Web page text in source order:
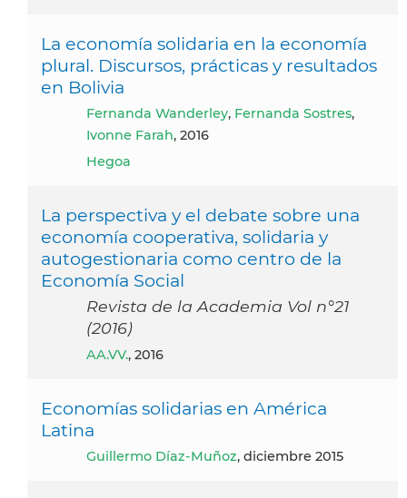
La economía solidaria en la economía
plural. Discursos, prácticas y resultados
en Bolivia
Fernanda Wanderley, Fernanda Sostres,
Ivonne Farah, 2016
Hegoa
La perspectiva y el debate sobre una
economía cooperativa, solidaria y
autogestionaria como centro de la
Economía Social
Revista de la Academia Vol n°21
(2016)
AA.VV., 2016
Economías solidarias en América
Latina
Guillermo Díaz-Muñoz, diciembre 2015